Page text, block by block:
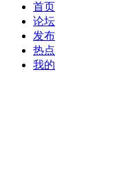
首页
论坛
发布
热点
我的